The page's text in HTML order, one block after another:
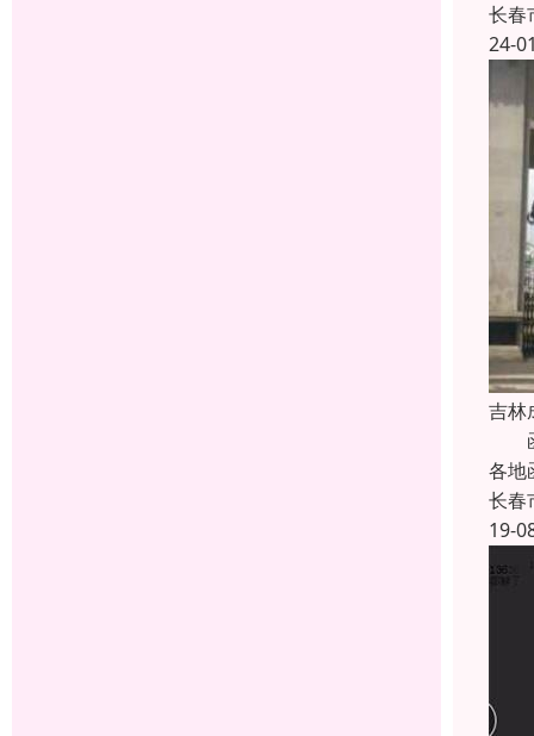
长春
24-
吉林
函
各地
长春
19-